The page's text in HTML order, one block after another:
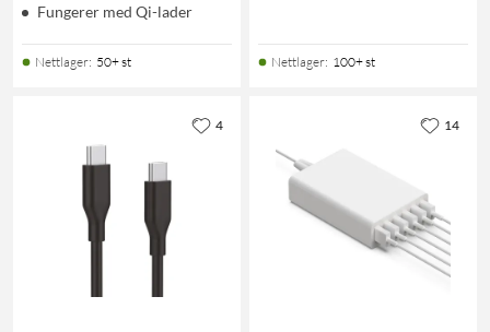
Fungerer med Qi-lader
Nettlager: 50+ st Nettlager: 100+ st
4 14